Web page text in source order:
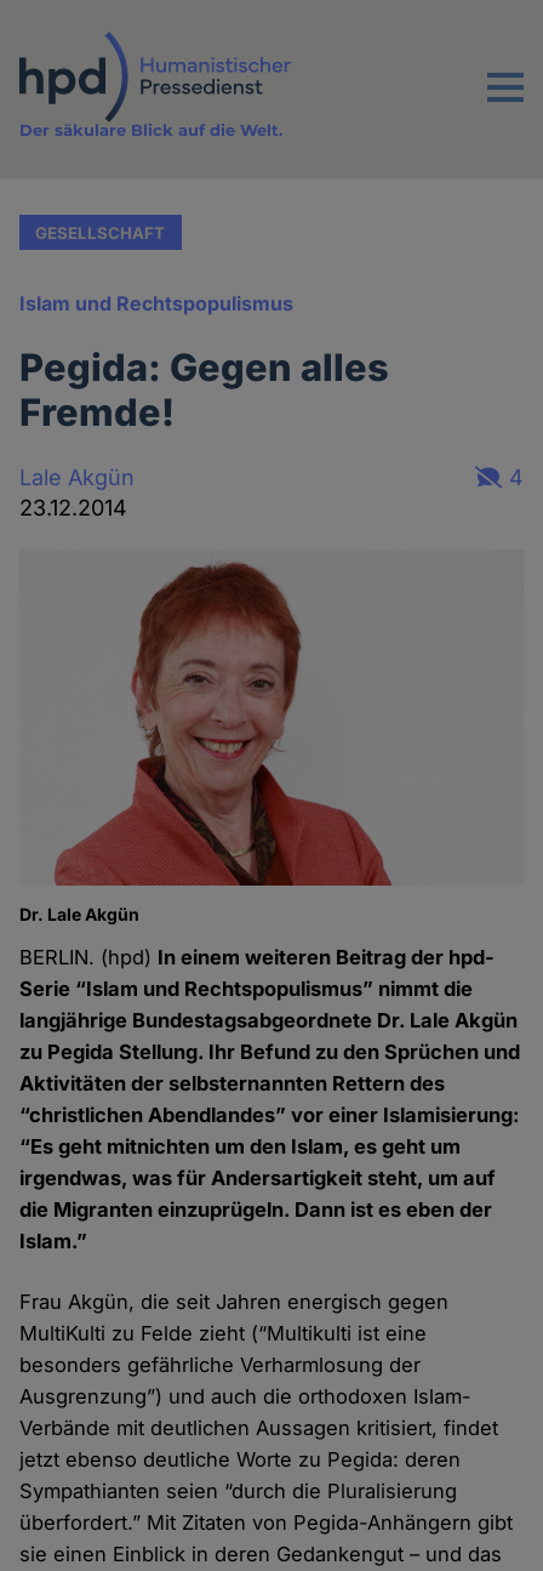
Inhalt
Menu
Der säkulare Blick auf die Welt.
GESELLSCHAFT
Islam und Rechtspopulismus
Pegida: Gegen alles
Fremde!
Lale Akgün
23.12.2014
4
Dr. Lale Akgün
BERLIN. (hpd) In einem weiteren Beitrag der hpd-
Serie “Islam und Rechtspopulismus” nimmt die
langjährige Bundestagsabgeordnete Dr. Lale Akgün
zu Pegida Stellung. Ihr Befund zu den Sprüchen und
Aktivitäten der selbsternannten Rettern des
“christlichen Abendlandes” vor einer Islamisierung:
“Es geht mitnichten um den Islam, es geht um
irgendwas, was für Andersartigkeit steht, um auf
die Migranten einzuprügeln. Dann ist es eben der
Islam.”
Frau Akgün, die seit Jahren energisch gegen
MultiKulti zu Felde zieht (“Multikulti ist eine
besonders gefährliche Verharmlosung der
Ausgrenzung”) und auch die orthodoxen Islam-
Verbände mit deutlichen Aussagen kritisiert, findet
jetzt ebenso deutliche Worte zu Pegida: deren
Sympathianten seien “durch die Pluralisierung
überfordert.” Mit Zitaten von Pegida-Anhängern gibt
sie einen Einblick in deren Gedankengut – und das